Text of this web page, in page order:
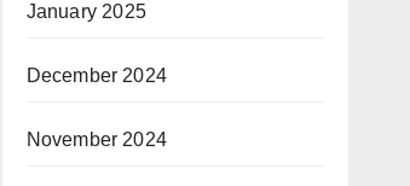
January 2025
December 2024
November 2024